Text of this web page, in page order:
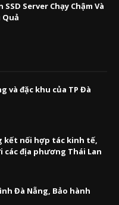
Server Chạy Chậm Và
Quả
và đặc khu của TP Đà
kết nối hợp tác kinh tế,
các địa phương Thái Lan
Đà Nẵng, Bảo hành